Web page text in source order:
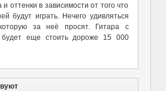
оттенки в зависимости от того что
будут играть. Нечего удивляться
за неё просят. Гитара с
еще стоить дороже 15 000